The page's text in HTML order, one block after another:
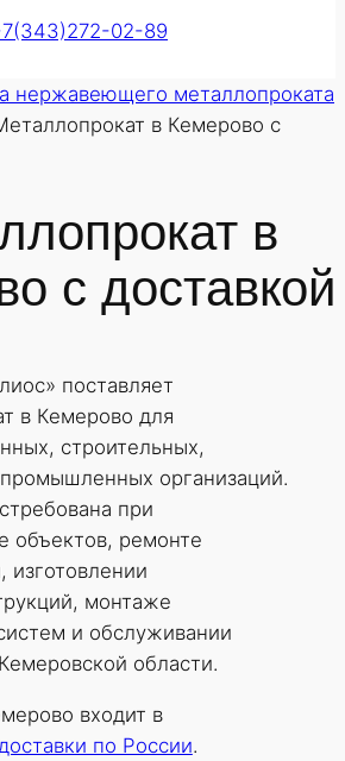
02-89
нержавеющего металлопроката
в Кемерово с
в
с доставкой
поставляет
в Кемерово для
строительных,
организаций.
при
объектов, ремонте
изготовлении
монтаже
и обслуживании
области.
входит в
доставки по России.